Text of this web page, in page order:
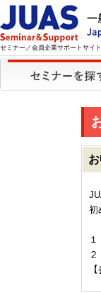
セミナー／会員企業サポートサイト
初